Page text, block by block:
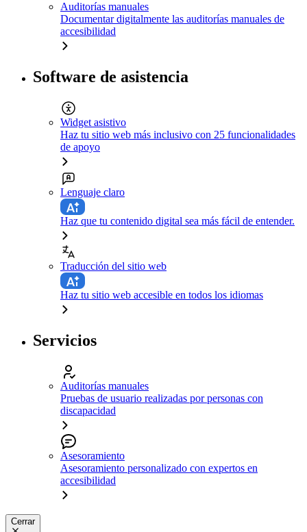
Auditorías manuales
Documentar digitalmente las auditorías manuales de
accesibilidad
Software de asistencia
Widget asistivo
Haz tu sitio web más inclusivo con 25 funcionalidades
de apoyo
Lenguaje claro
Haz que tu contenido digital sea más fácil de entender.
Traducción del sitio web
Haz tu sitio web accesible en todos los idiomas
Servicios
Auditorías manuales
Pruebas de usuario realizadas por personas con
discapacidad
Asesoramiento
Asesoramiento personalizado con expertos en
accesibilidad
Cerrar